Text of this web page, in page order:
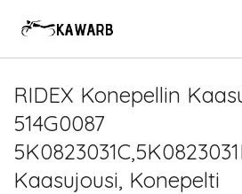
RIDEX Konepellin
514G0087
Kaasujousi, Konepelti